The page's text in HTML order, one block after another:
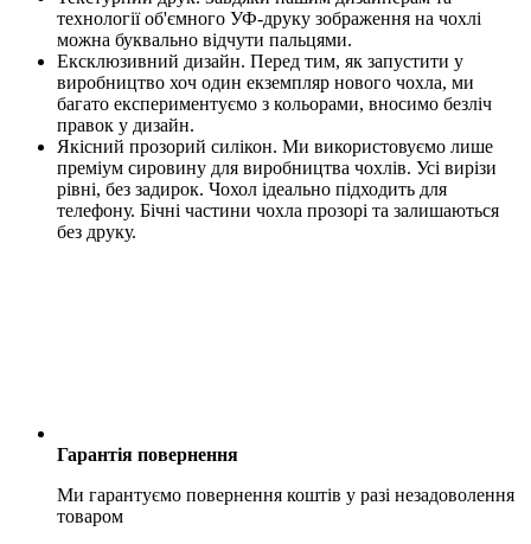
технології об'ємного УФ-друку зображення на чохлі
можна буквально відчути пальцями.
Ексклюзивний дизайн. Перед тим, як запустити у
виробництво хоч один екземпляр нового чохла, ми
багато експериментуємо з кольорами, вносимо безліч
правок у дизайн.
Якісний прозорий силікон. Ми використовуємо лише
преміум сировину для виробництва чохлів. Усі вирізи
рівні, без задирок. Чохол ідеально підходить для
телефону. Бічні частини чохла прозорі та залишаються
без друку.
Гарантія повернення
Ми гарантуємо повернення коштів у разі незадоволення
товаром